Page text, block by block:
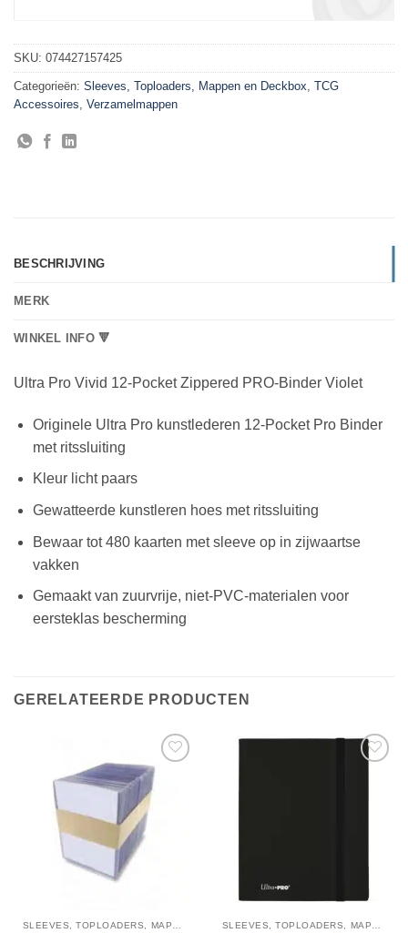
SKU: 074427157425
Categorieën: Sleeves, Toploaders, Mappen en Deckbox TCG
Accessoires Verzamelmappen
BESCHRIJVING
MERK
WINKEL INFO 🔻
Ultra Pro Vivid 12-Pocket Zippered PRO-Binder Violet
Originele Ultra Pro kunstlederen 12-Pocket Pro Binder
met ritssluiting
Kleur licht paars
Gewatteerde kunstleren hoes met ritssluiting
Bewaar tot 480 kaarten met sleeve op in zijwaartse
vakken
Gemaakt van zuurvrije, niet-PVC-materialen voor
eersteklas bescherming
GERELATEERDE PRODUCTEN